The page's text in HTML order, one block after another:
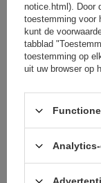
Gewicht
notice.html). Door
toestemming voor
kunt de
tabblad
toestemming op
uit uw browser op